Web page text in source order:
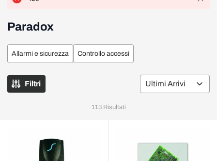
Paradox
Allarmi e sicurezza Controllo accessi
Filtri
113Risultati